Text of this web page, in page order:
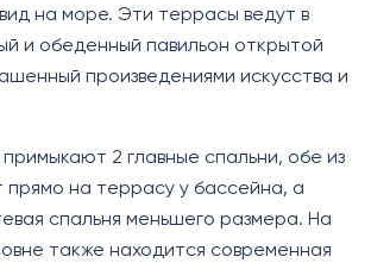
на море. Эти террасы ведут в
и обеденный павильон открытой
произведениями искусства и
2 главные спальни, обе из
прямо на террасу у бассейна, а
спальня меньшего размера. На
также находится современная